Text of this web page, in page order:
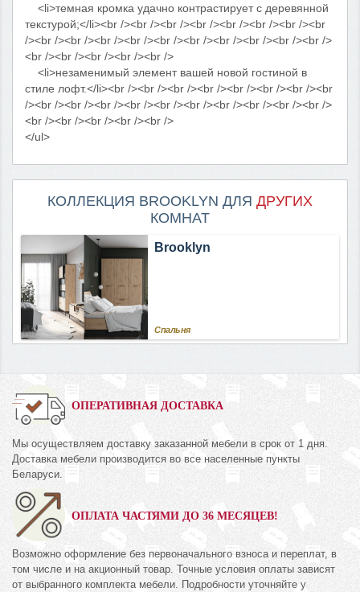
<li>темная кромка удачно контрастирует с деревянной
текстурой;</li><br /><br /><br /><br /><br /><br /><br /><br
/><br /><br /><br /><br /><br /><br /><br /><br /><br /><br />
<br /><br /><br /><br /><br />
<li>незаменимый элемент вашей новой гостиной в
стиле лофт.</li><br /><br /><br /><br /><br /><br /><br /><br
/><br /><br /><br /><br /><br /><br /><br /><br /><br /><br />
<br /><br /><br /><br /><br />
</ul>
КОЛЛЕКЦИЯ BROOKLYN ДЛЯ ДРУГИХ
КОМНАТ
Brooklyn
Спальня
ОПЕРАТИВНАЯ ДОСТАВКА
Мы осуществляем доставку заказанной мебели в срок от 1 дня.
Доставка мебели производится во все населенные пункты
Беларуси.
ОПЛАТА ЧАСТЯМИ ДО 36 МЕСЯЦЕВ!
Возможно оформление без первоначального взноса и переплат, в
том числе и на акционный товар. Точные условия оплаты зависят
от выбранного комплекта мебели. Подробности уточняйте у